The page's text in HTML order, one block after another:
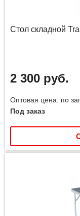
Стол складной
2 300 руб.
Оптовая цена: по
Под заказ